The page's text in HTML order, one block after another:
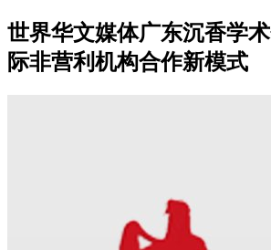
世界华文媒体广东沉香学
际非营利机构合作新模式